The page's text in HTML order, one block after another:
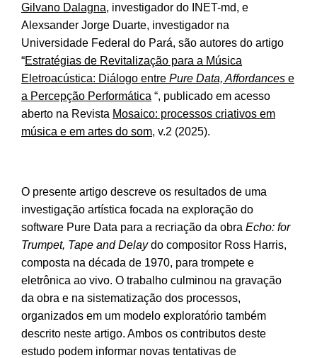
Gilvano Dalagna, investigador do INET-md, e
Alexsander Jorge Duarte, investigador na
Universidade Federal do Pará, são autores do artigo
“Estratégias de Revitalização para a Música
Eletroacústica: Diálogo entre Pure Data, Affordances e
a Percepção Performática “, publicado em acesso
aberto na Revista Mosaico: processos criativos em
música e em artes do som, v.2 (2025).
O presente artigo descreve os resultados de uma
investigação artística focada na exploração do
software Pure Data para a recriação da obra Echo: for
Trumpet, Tape and Delaydo compositor Ross Harris,
composta na década de 1970, para trompete e
eletrônica ao vivo. O trabalho culminou na gravação
da obra e na sistematização dos processos,
organizados em um modelo exploratório também
descrito neste artigo. Ambos os contributos deste
estudo podem informar novas tentativas de